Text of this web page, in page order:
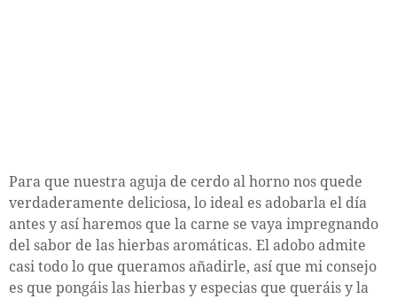
Para que nuestra aguja de cerdo al horno nos quede
verdaderamente deliciosa, lo ideal es adobarla el día
antes y así haremos que la carne se vaya impregnando
del sabor de las hierbas aromáticas. El adobo admite
casi todo lo que queramos añadirle, así que mi consejo
es que pongáis las hierbas y especias que queráis y la